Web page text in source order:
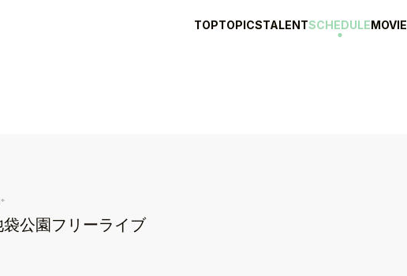
TOPTOPICSTALENTSCHEDULEMOVIE
袋公園フリーライブ